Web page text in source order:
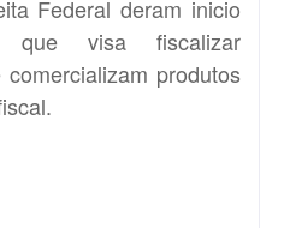
Federal deram inicio
visa fiscalizar
produtos